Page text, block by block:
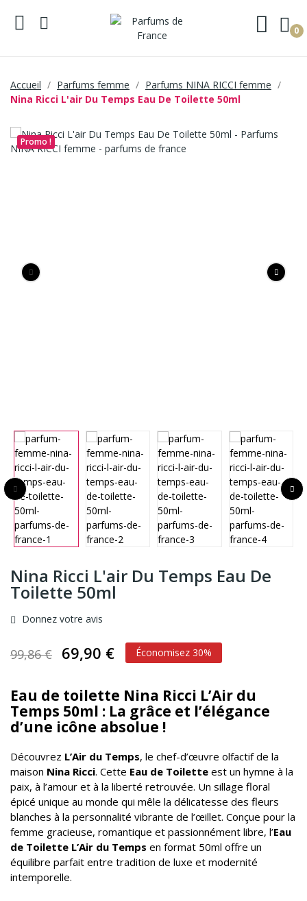
0
Accueil Parfums femme
Parfums NINA RICCI femme
Nina Ricci L'air Du Temps Eau De Toilette 50ml
Promo !
Nina Ricci L'air Du Temps Eau De
Toilette 50ml
Donnez votre avis
99,86 € 69,90 € Économisez 30%
Eau de toilette Nina Ricci L’Air du
Temps 50ml : La grâce et l’élégance
d’une icône absolue !
Découvrez L’Air du Temps, le chef-d’œuvre olfactif de la
maison Nina Ricci. Cette Eau de Toilette est un hymne à la
paix, à l’amour et à la liberté retrouvée. Un sillage floral
épicé unique au monde qui mêle la délicatesse des fleurs
blanches à la personnalité vibrante de l’œillet. Conçue pour la
femme gracieuse, romantique et passionnément libre, l’Eau
de Toilette L’Air du Temps en format 50ml offre un
équilibre parfait entre tradition de luxe et modernité
intemporelle.